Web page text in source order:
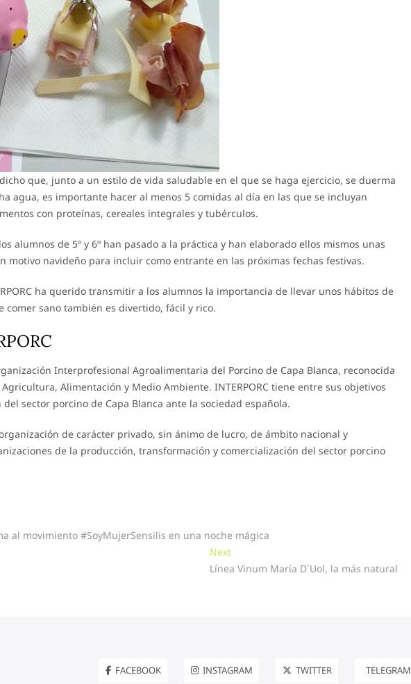
que, junto a un estilo de vida saludable en el que se haga ejercicio, se duerma
agua, es importante hacer al menos 5 comidas al día en las que se incluyan
con proteínas, cereales integrales y tubérculos.
alumnos de 5º y 6º han pasado a la práctica y han elaborado ellos mismos unas
motivo navideño para incluir como entrante en las próximas fechas festivas.
ha querido transmitir a los alumnos la importancia de llevar unos hábitos de
comer sano también es divertido, fácil y rico.
Interprofesional Agroalimentaria del Porcino de Capa Blanca, reconocida
Alimentación y Medio Ambiente. INTERPORC tiene entre sus objetivos
sector porcino de Capa Blanca ante la sociedad española.
organización de carácter privado, sin ánimo de lucro, de ámbito nacional y
de la producción, transformación y comercialización del sector porcino
al movimiento #SoyMujerSensilis en una noche mágica
NextNext
post:
Línea Vinum María D´Uol, la más natural
FACEBOOK INSTAGRAM TWITTER TELEGRAM